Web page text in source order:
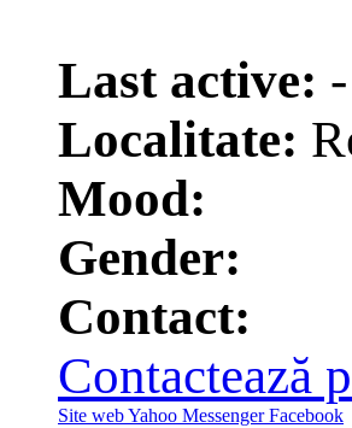
Last active: -
Localitate:
Mood:
Gender:
Contact:
Contactează
Site webYahoo Messenger Facebook